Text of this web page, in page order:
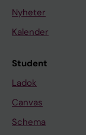
Nyheter
Kalender
Student
Ladok
Canvas
Schema